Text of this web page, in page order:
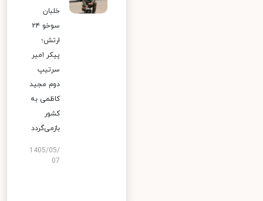
خلبان
سوخو ۲۴
ارتش؛
پیکر امیر
سرتیپ
دوم مجید
کاظمی به
کشور
بازمی‌گردد
1405/05/
07